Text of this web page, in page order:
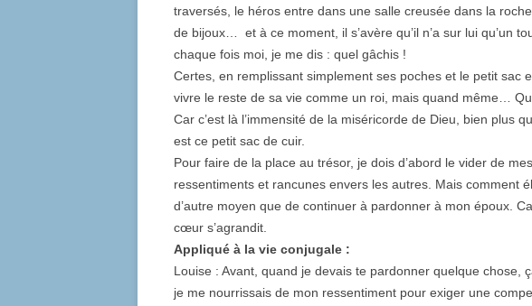
traversés, le héros entre dans une salle creusée dans la
de bijoux… et à ce moment, il s’avère qu’il n’a sur lui qu’un
chaque fois moi, je me dis : quel gâchis !
Certes, en remplissant simplement ses poches et le petit sac
vivre le reste de sa vie comme un roi, mais quand même…
Car c’est là l’immensité de la miséricorde de Dieu, bien plus
est ce petit sac de cuir.
Pour faire de la place au trésor, je dois d’abord le vider de
ressentiments et rancunes envers les autres. Mais comment
d’autre moyen que de continuer à pardonner à mon époux.
cœur s’agrandit.
Appliqué à la vie conjugale :
Louise : Avant, quand je devais te pardonner quelque chose,
je me nourrissais de mon ressentiment pour exiger une